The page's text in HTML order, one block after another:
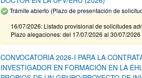
Trámite abierto (Plazo de presentación de
16/07/2026: Listado provisional de solicitudes
Plazo alegaciones: del 17/07/2026 al 30/07/
CONVOCATORIA 2026-I PARA LA
INVESTIGADOR EN FORMACIÓN EN LA